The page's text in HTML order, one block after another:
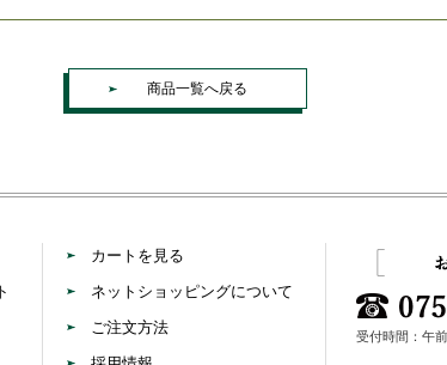
商品一覧へ戻る
カートを見る
ネットショッピングについて
ご注文方法
受付時間：午